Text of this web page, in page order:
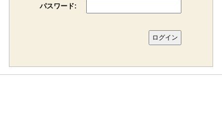
パスワード: